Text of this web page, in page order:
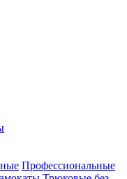
Профессиональные